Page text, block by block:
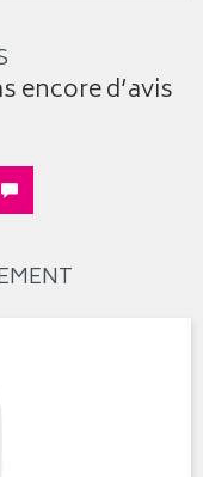
encore d’avis